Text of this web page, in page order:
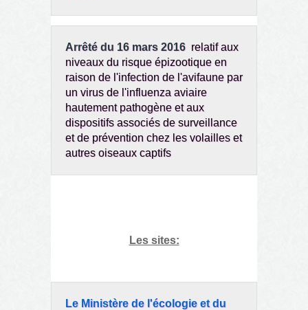
Arrêté du 16 mars 2016 relatif aux
niveaux du risque épizootique en
raison de l'infection de l'avifaune par
un virus de l'influenza aviaire
hautement pathogène et aux
dispositifs associés de surveillance
et de prévention chez les volailles et
autres oiseaux captifs
Les sites:
Le Ministère de l'écologie et du